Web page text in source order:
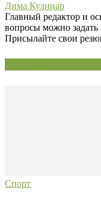
Дима Кулинар
Главный редактор и
вопросы можно задать
Присылайте свои
Спорт